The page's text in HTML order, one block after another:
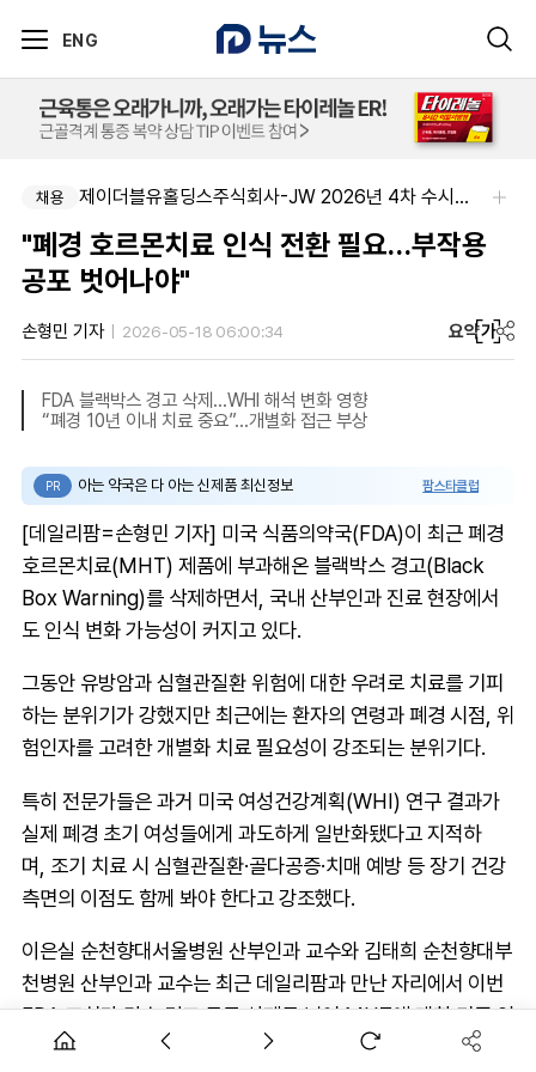
ENG
채용 제이더블유홀딩스주식회사-JW 2026년 4차 수시채용
"폐경 호르몬치료 인식 전환 필요…부작용
공포 벗어나야"
손형민 기자 2026-05-18 06:00:34 요약가
FDA 블랙박스 경고 삭제…WHI 해석 변화 영향
“폐경 10년 이내 치료 중요”…개별화 접근 부상
PR 아는 약국은 다 아는 신제품 최신정보 팜스타클럽
[데일리팜=손형민 기자] 미국 식품의약국(FDA)이 최근 폐경
호르몬치료(MHT) 제품에 부과해온 블랙박스 경고(Black
Box Warning)를 삭제하면서, 국내 산부인과 진료 현장에서
도 인식 변화 가능성이 커지고 있다.
그동안 유방암과 심혈관질환 위험에 대한 우려로 치료를 기피
하는 분위기가 강했지만 최근에는 환자의 연령과 폐경 시점, 위
험인자를 고려한 개별화 치료 필요성이 강조되는 분위기다.
특히 전문가들은 과거 미국 여성건강계획(WHI) 연구 결과가
실제 폐경 초기 여성들에게 과도하게 일반화됐다고 지적하
며, 조기 치료 시 심혈관질환·골다공증·치매 예방 등 장기 건강
측면의 이점도 함께 봐야 한다고 강조했다.
이은실 순천향대서울병원 산부인과 교수와 김태희 순천향대부
천병원 산부인과 교수는 최근 데일리팜과 만난 자리에서 이번
FDA 조치가 단순 경고 문구 삭제를 넘어 MHT에 대한 기존 인
식을 재정립하는 계기가 될 수 있다고 평가했다.